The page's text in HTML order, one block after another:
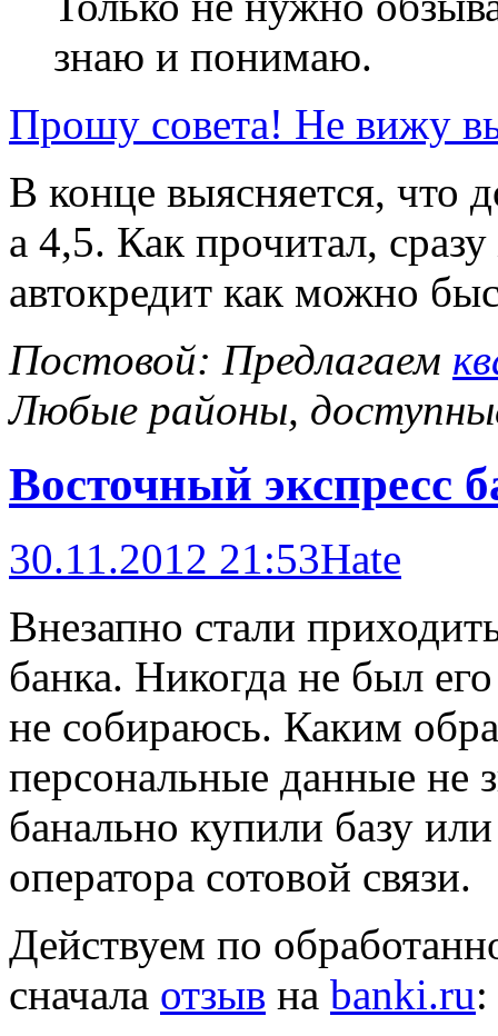
знаю и понимаю.
Прошу совета! Не вижу
В конце выясняется, что
а 4,5. Как прочитал,
автокредит как можно
Постовой: Предлагаем
Любые районы,
Восточный экспресс
30.11.2012 21:53Hate
Внезапно стали
банка. Никогда не был
не собираюсь. Каким
персональные данные
банально купили базу
оператора сотовой связи.
Действуем по
сначала отзыв на banki.ru: